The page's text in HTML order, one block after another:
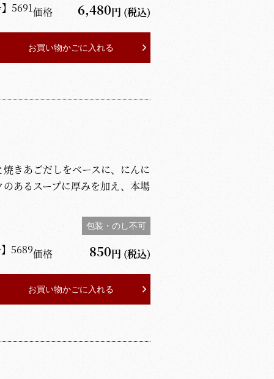
5691価格 6,480円 (税込)
お買い物かごに入れる
きあごだしをベースに、にんに
あるスープに厚みを加え、本場
包装・のし不可
5689価格 850円 (税込)
お買い物かごに入れる